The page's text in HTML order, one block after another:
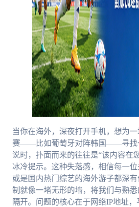
当你在海外，深夜打开手机，想为
赛——比如葡萄牙对阵韩国——寻找
说时，扑面而来的往往是“该内容在
冰冷提示。这种失落感，相信每一
或是国内热门综艺的海外游子都深
制就像一堵无形的墙，将我们与熟
隔开。问题的核心在于网络IP地址